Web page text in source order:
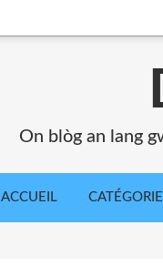
On blòg an lang
ACCUEIL